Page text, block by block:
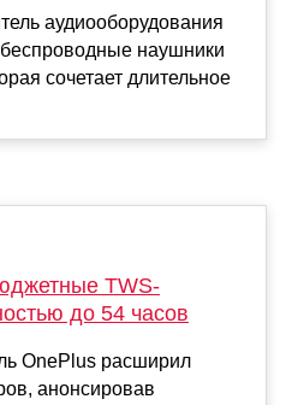
аудиооборудования
наушники
сочетает длительное
TWS-
до 54 часов
OnePlus расширил
анонсировав